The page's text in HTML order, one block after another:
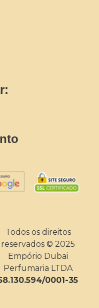
Todos os direitos
reservados © 2025
Empório Dubai
Perfumaria LTDA
0001-35